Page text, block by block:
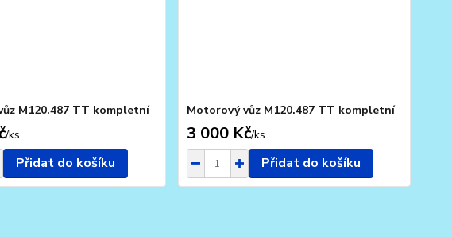
M120.487 TT kompletní
/ks
Přidat do košíku
Motorový vůz M120.487 TT kompletní
3 000 Kč/ks
Přidat do košíku